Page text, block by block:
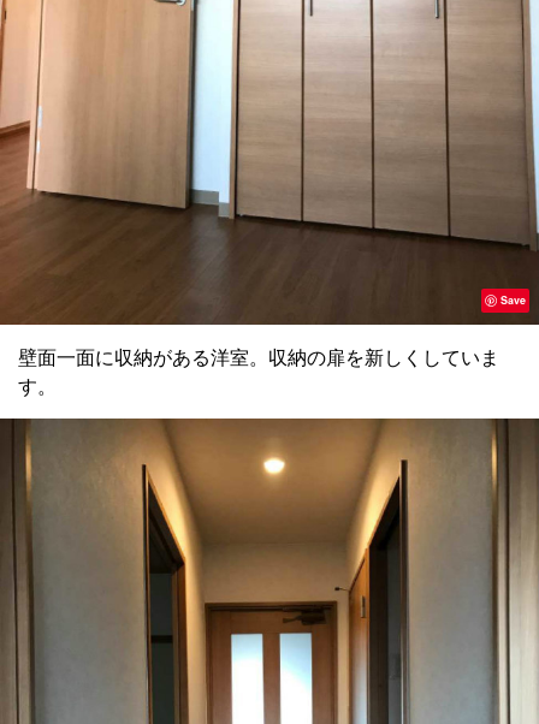
Save
壁面一面に収納がある洋室。収納の扉を新しくしていま
す。